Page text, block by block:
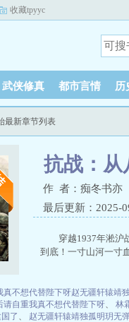
收藏tpyyc
武侠修真 都市言情 历
最新章节列表
抗战：从
作 者：痴冬书亦
最后更新：2025-
穿越1937年淞沪
到底！一寸山河一寸
真不想代替陛下呀赵无疆轩辕靖
请自重我真不想代替陛下呀、 林
了 、 赵无疆轩辕靖独孤明玥无